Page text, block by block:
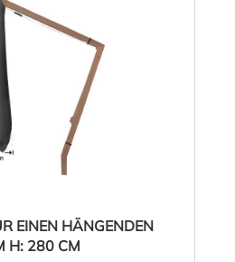
EINEN HÄNGENDEN
H: 280 CM